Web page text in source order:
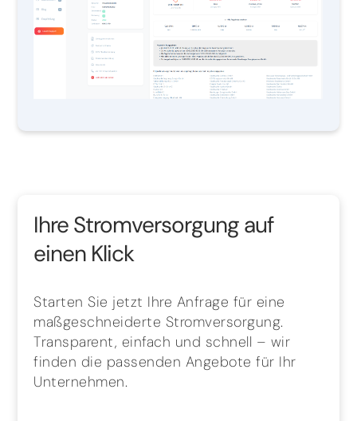
Ihre Stromversorgung auf
einen Klick
Starten Sie jetzt Ihre Anfrage für eine
maßgeschneiderte Stromversorgung.
Transparent, einfach und schnell – wir
finden die passenden Angebote für Ihr
Unternehmen.